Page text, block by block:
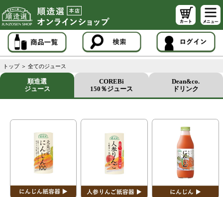
トップ ＞ 全てのジュース